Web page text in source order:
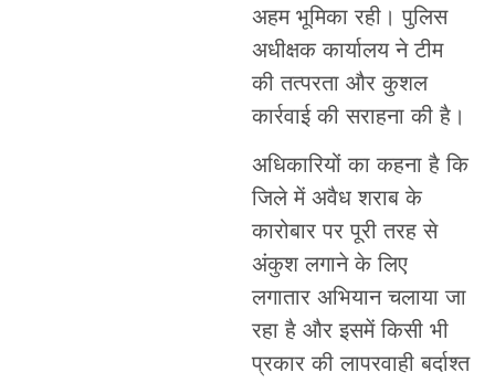
अहम भूमिका रही। पुलिस
अधीक्षक कार्यालय ने टीम
की तत्परता और कुशल
कार्रवाई की सराहना की है।
अधिकारियों का कहना है कि
जिले में अवैध शराब के
कारोबार पर पूरी तरह से
अंकुश लगाने के लिए
लगातार अभियान चलाया जा
रहा है और इसमें किसी भी
प्रकार की लापरवाही बर्दाश्त